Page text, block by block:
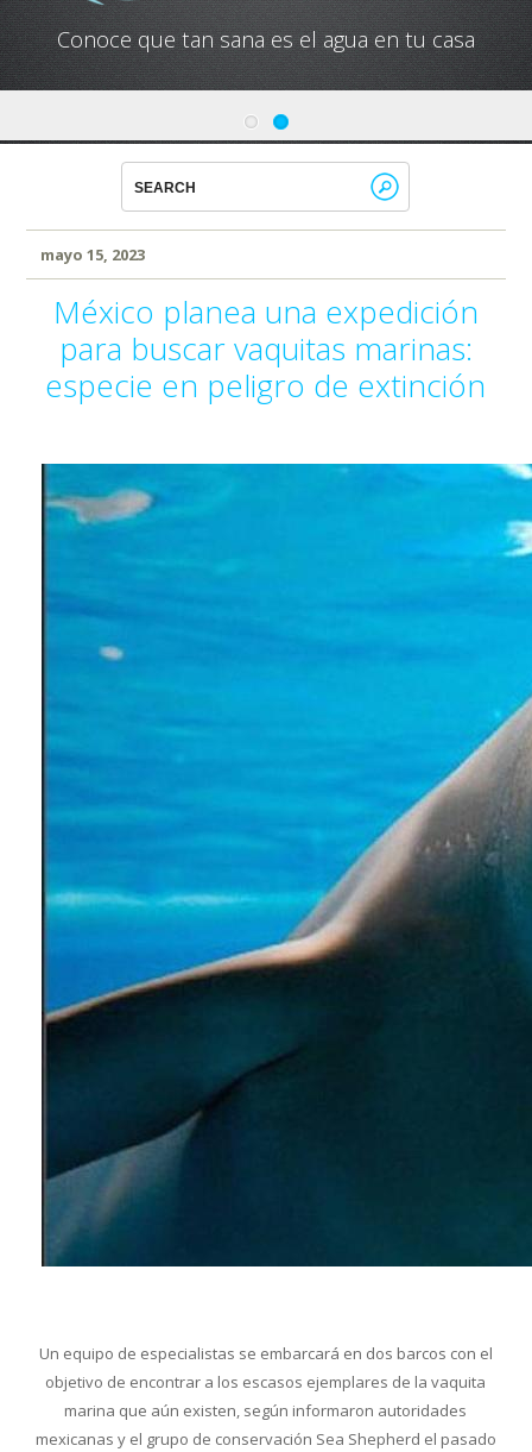
Conoce que tan sana es el agua en tu casa
Conoce cual es el mejor calentador solar de
mayo 15, 2023
México planea una expedición
para buscar vaquitas marinas:
especie en peligro de extinción
Un equipo de especialistas se embarcará en dos barcos con el
objetivo de encontrar a los escasos ejemplares de la vaquita
marina que aún existen, según informaron autoridades
mexicanas y el grupo de conservación Sea Shepherd el pasado